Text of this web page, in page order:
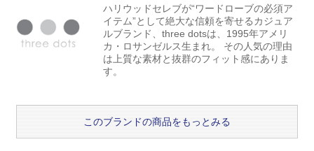
ハリウッドセレブが“ワードローブの必須ア
イテム”として絶大な信頼を寄せるカジュア
ルブランド、three dotsは、1995年アメリ
カ・ロサンゼルス生まれ。 その人気の理由
は上質な素材と抜群のフィット感にありま
す。
このブランドの商品をもっとみる